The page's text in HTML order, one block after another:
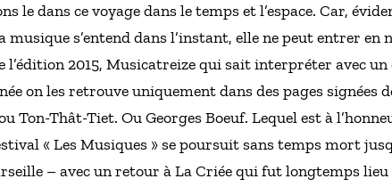
le dans ce voyage dans le temps et l’espace. Car,
musique s’entend dans l’instant, elle ne peut entrer
l’édition 2015, Musicatreize qui sait interpréter avec
on les retrouve uniquement dans des pages signées
Ton-Thât-Tiet. Ou Georges Boeuf. Lequel est à
« Les Musiques » se poursuit sans temps mort
– avec un retour à La Criée qui fut longtemps